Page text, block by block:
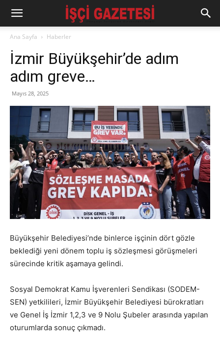
Ana Sayfa Haberler
İzmir Büyükşehir’de adım
adım greve…
Mayıs 28, 2025
Büyükşehir Belediyesi’nde binlerce işçinin dört gözle
beklediği yeni dönem toplu iş sözleşmesi görüşmeleri
sürecinde kritik aşamaya gelindi.
Sosyal Demokrat Kamu İşverenleri Sendikası (SODEM-
SEN) yetkilileri, İzmir Büyükşehir Belediyesi bürokratları
ve Genel İş İzmir 1,2,3 ve 9 Nolu Şubeler arasında yapılan
oturumlarda sonuç çıkmadı.